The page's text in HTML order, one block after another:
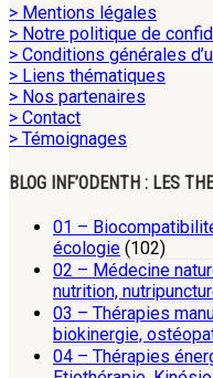
> Mentions légales
> Notre politique de
> Conditions générales
> Liens thématiques
> Nos partenaires
> Contact
> Témoignages
BLOG INF’ODENTH : LES
01 –
écologie (102)
02 – Médecine
nutrition,
03 – Thérapies
biokinergie,
04 – Thérapies